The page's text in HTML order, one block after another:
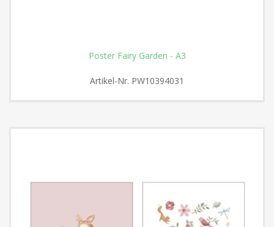
Poster Fairy Garden - A3
Artikel-Nr. PW10394031